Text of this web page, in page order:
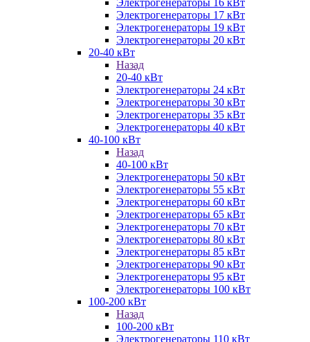
Электрогенераторы 17 кВт
Электрогенераторы 19 кВт
Электрогенераторы 20 кВт
20-40 кВт
Назад
20-40 кВт
Электрогенераторы 24 кВт
Электрогенераторы 30 кВт
Электрогенераторы 35 кВт
Электрогенераторы 40 кВт
40-100 кВт
Назад
40-100 кВт
Электрогенераторы 50 кВт
Электрогенераторы 55 кВт
Электрогенераторы 60 кВт
Электрогенераторы 65 кВт
Электрогенераторы 70 кВт
Электрогенераторы 80 кВт
Электрогенераторы 85 кВт
Электрогенераторы 90 кВт
Электрогенераторы 95 кВт
Электрогенераторы 100 кВт
100-200 кВт
Назад
100-200 кВт
Электрогенераторы 110 кВт